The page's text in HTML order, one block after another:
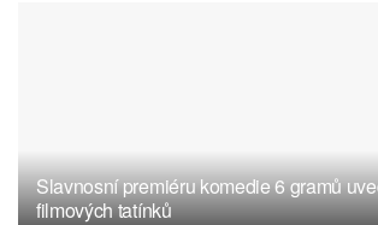
Slavnosní premiéru komedie 6 gramů
filmových tatínků